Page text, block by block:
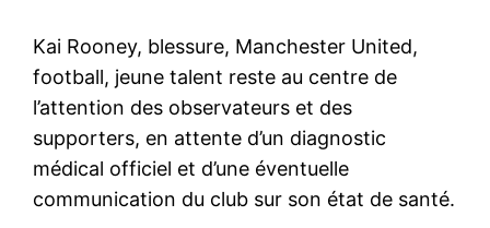
Kai Rooney, blessure, Manchester United,
football, jeune talent reste au centre de
l’attention des observateurs et des
supporters, en attente d’un diagnostic
médical officiel et d’une éventuelle
communication du club sur son état de santé.